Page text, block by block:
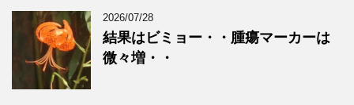
2026/07/28
結果はビミョー・・腫瘍マーカーは
微々増・・